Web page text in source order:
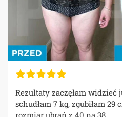
Rezultaty zaczęłam widzieć
schudłam 7 kg, zgubiłam